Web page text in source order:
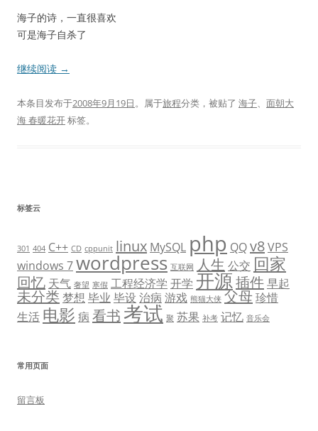
海子的诗，一直很喜欢
可是海子自杀了
继续阅读 →
本条目发布于2008年9月19日。属于旅程分类，被贴了 海子、 面朝大
海 春暖花开标签。
标签云
301 404 C++ CD cppunit linux MySQL php QQv8VPS
windows 7wordpress 互联网 人生 公交 回家
回忆 天气 奢望 寒假 工程经济学 开学 开源插件早起
未分类 梦想 毕业 毕设 治病 游戏 熊猫大侠 父母珍惜
生活 电影 病 看书 考试 聚 苏果 补考 记忆 音乐会
常用页面
留言板